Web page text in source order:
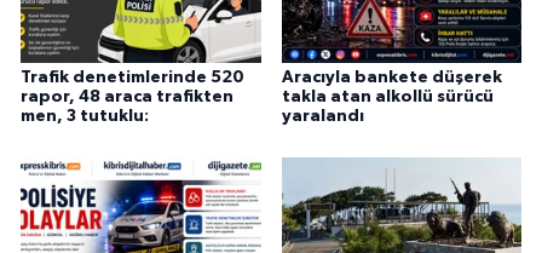
Trafik denetimlerinde 520
rapor, 48 araca trafikten
men, 3 tutuklu:
Aracıyla bankete düşerek
takla atan alkollü sürücü
yaralandı